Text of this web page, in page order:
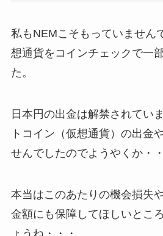
私もNEMこそもっていません
想通貨をコインチェックで一
た。
日本円の出金は解禁されてい
トコイン（仮想通貨）の出金
せんでしたのでようやくか・
本当はこのあたりの機会損失
金額にも保障してほしいとこ
ょうね・・・